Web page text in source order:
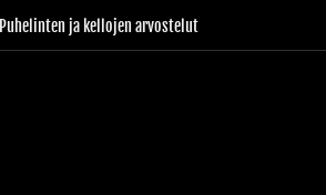
Puhelinten ja kellojen arvostelut